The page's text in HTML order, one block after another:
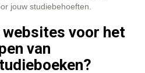
jouw studiebehoeften.
voor het
van